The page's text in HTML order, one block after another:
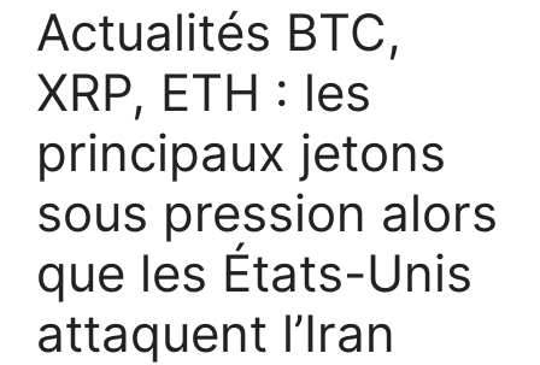
Actualités BTC,
XRP, ETH : les
principaux jetons
sous pression alors
que les États-Unis
attaquent l’Iran